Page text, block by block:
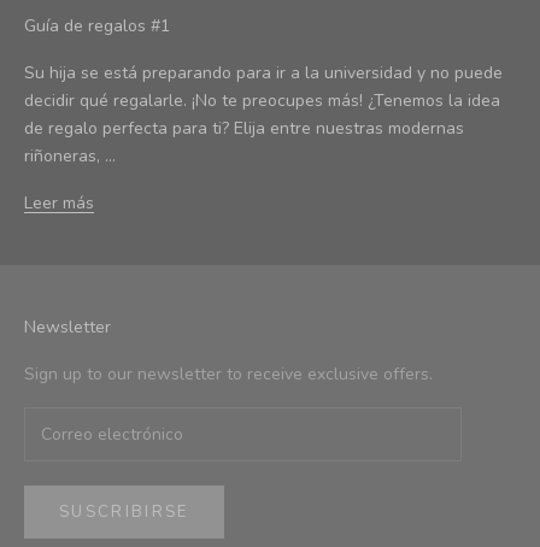
Guía de regalos #1
Su hija se está preparando para ir a la universidad y no puede
decidir qué regalarle. ¡No te preocupes más! ¿Tenemos la idea
de regalo perfecta para ti? Elija entre nuestras modernas
riñoneras, ...
Leer más
Newsletter
Sign up to our newsletter to receive exclusive offers.
SUSCRIBIRSE